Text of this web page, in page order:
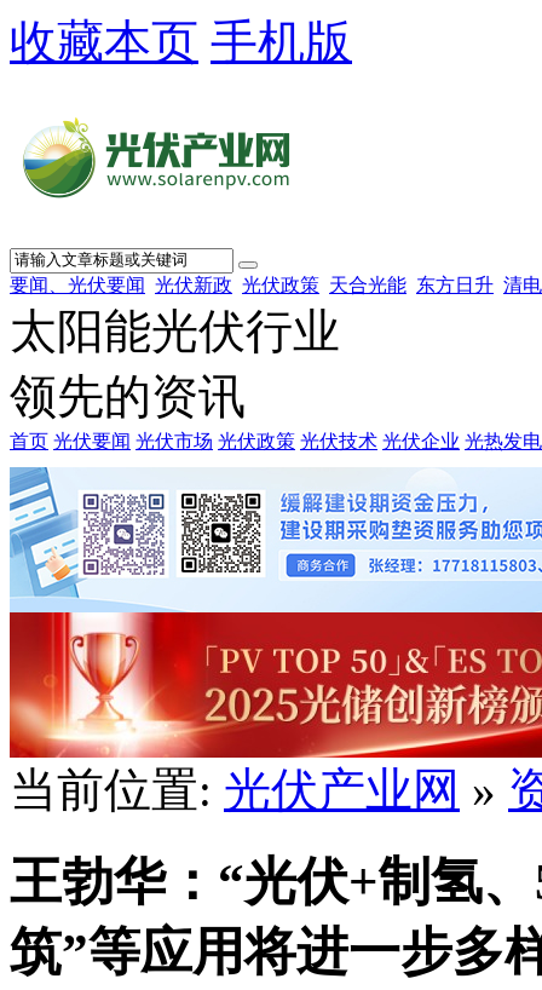
收藏本页 手机版
要闻、光伏要闻 光伏新政 光伏政策 天合光能 东方日升 清
太阳能光伏行业
领先的资讯
首页 光伏要闻 光伏市场 光伏政策 光伏技术 光伏企业 光热发电
当前位置: 光伏产业网 »
王勃华：“光伏+制氢
筑”等应用将进一步多